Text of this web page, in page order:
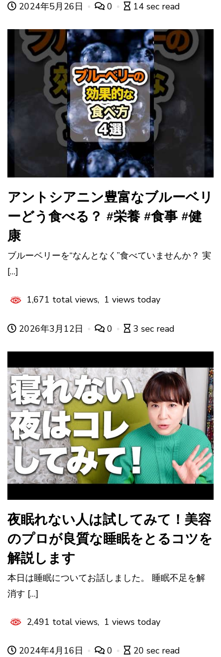
2024年5月26日 0 14 sec read
アントシアニン豊富なブルーベリ
ーどう食べる？ #栄養 #食事 #健
康
ブルーベリーを“なんとなく”食べていませんか？ 実
[…]
1,671 total views, 1 views today
2026年3月12日 0 3 sec read
夜眠れない人は試してみて！美容
のプロが良質な睡眠をとるコツを
解説します
本日は睡眠についてお話しました。 睡眠不足を解
消す […]
2,491 total views, 1 views today
2024年4月16日 0 20 sec read